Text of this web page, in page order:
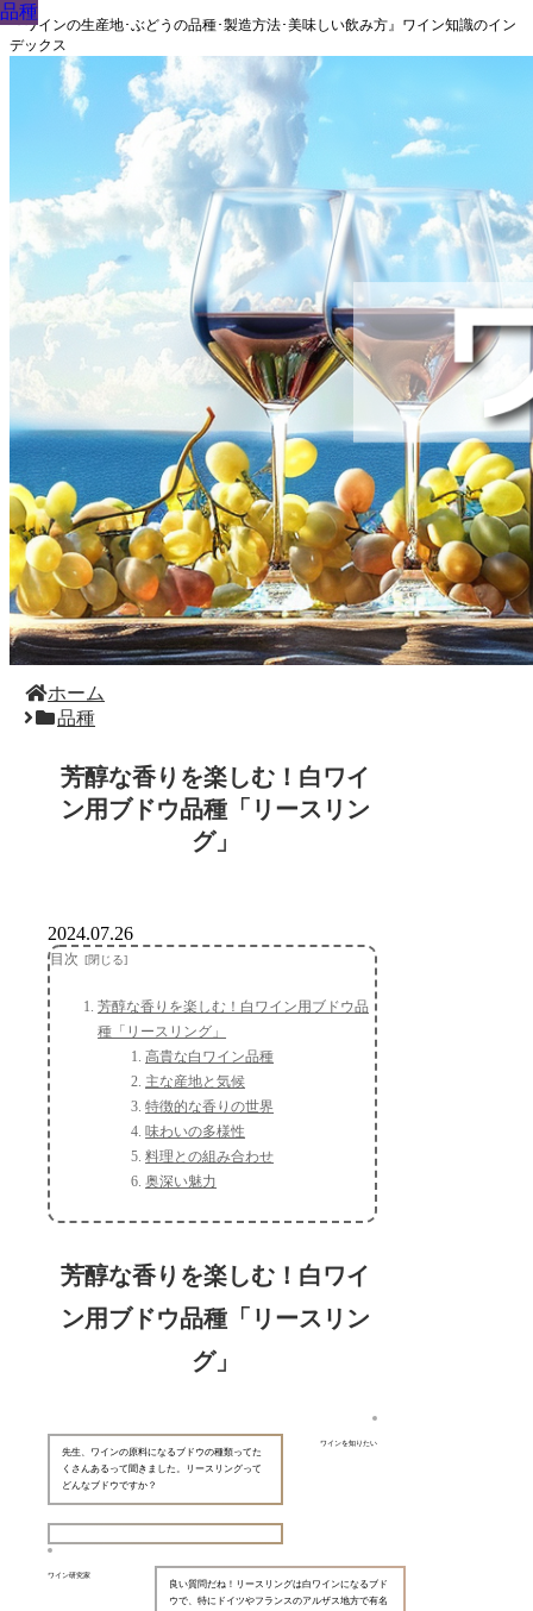
『ワインの生産地･ぶどうの品種･製造方法･美味しい飲み方』ワイン知識のイン
デックス
ホーム
品種
芳醇な香りを楽しむ！白ワイ
ン用ブドウ品種「リースリン
グ」
品種
2024.07.26
目次
芳醇な香りを楽しむ！白ワイン用ブドウ品
種「リースリング」
高貴な白ワイン品種
主な産地と気候
特徴的な香りの世界
味わいの多様性
料理との組み合わせ
奥深い魅力
芳醇な香りを楽しむ！白ワイ
ン用ブドウ品種「リースリン
グ」
ワインを知りたい
先生、ワインの原料になるブドウの種類ってた
くさんあるって聞きました。リースリングって
どんなブドウですか？
ワイン研究家
良い質問だね！リースリングは白ワインになるブド
ウで、特にドイツやフランスのアルザス地方で有名
品種
品種
品種
品種
品種
品種
品種
品種